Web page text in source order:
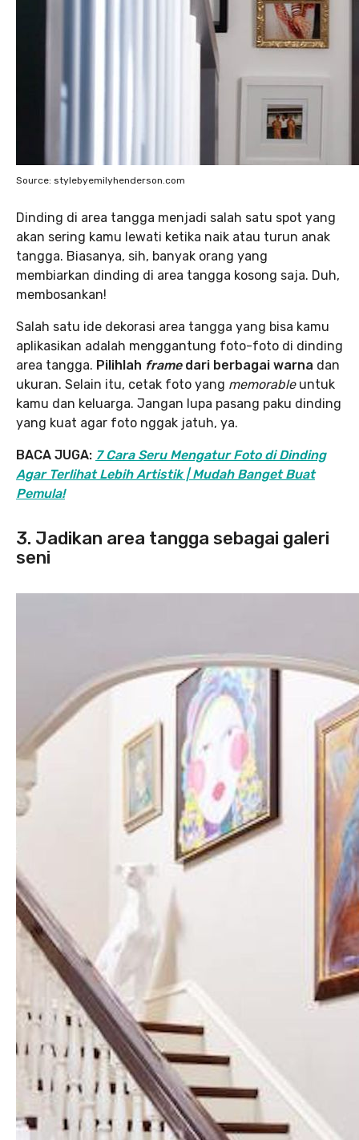
Source: stylebyemilyhenderson.com
Dinding di area tangga menjadi salah satu spot yang
akan sering kamu lewati ketika naik atau turun anak
tangga. Biasanya, sih, banyak orang yang
membiarkan dinding di area tangga kosong saja. Duh,
membosankan!
Salah satu ide dekorasi area tangga yang bisa kamu
aplikasikan adalah menggantung foto-foto di dinding
area tangga. Pilihlah framedari berbagai warna dan
ukuran. Selain itu, cetak foto yang memorableuntuk
kamu dan keluarga. Jangan lupa pasang paku dinding
yang kuat agar foto nggak jatuh, ya.
BACA JUGA: 7 Cara Seru Mengatur Foto di Dinding
Agar Terlihat Lebih Artistik | Mudah Banget Buat
Pemula!
3. Jadikan area tangga sebagai galeri
seni